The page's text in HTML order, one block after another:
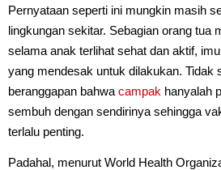
Pernyataan seperti ini mungkin masih
lingkungan sekitar. Sebagian orang tua
selama anak terlihat sehat dan aktif,
yang mendesak untuk dilakukan. Tidak
beranggapan bahwa campak hanyalah
sembuh dengan sendirinya sehingga
terlalu penting.
Padahal, menurut World Health